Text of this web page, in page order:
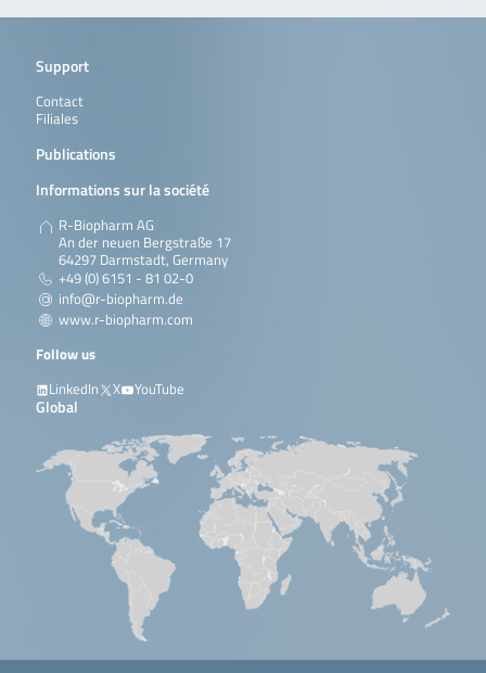
Support
Contact
Filiales
Publications
Informations sur la société
R-Biopharm AG
An der neuen Bergstraße 17
64297 Darmstadt, Germany
+49 (0) 6151 - 81 02-0
info@r-biopharm.de
www.r-biopharm.com
Follow us
LinkedIn
X YouTube
Global